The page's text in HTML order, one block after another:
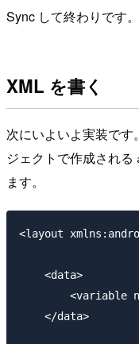
Sync して終わりです。
XML を書く
次にいよいよ実装で
ジェクトで作成される
ます。
<layout
    <data>
<variable
    </data>